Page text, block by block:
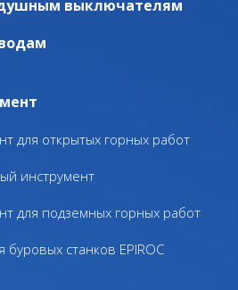
выключателям
для открытых горных работ
инструмент
для подземных горных работ
буровых станков EPIROC